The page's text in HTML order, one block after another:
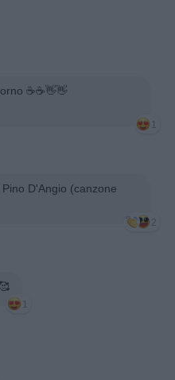
☕️☕️👋👋
1
D'Angio (canzone
2
1